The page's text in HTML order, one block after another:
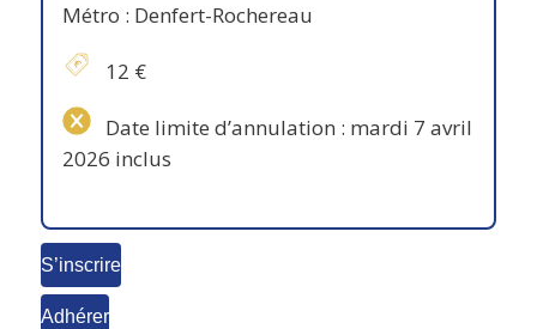
Métro : Denfert-Rochereau
12 €
Date limite d’annulation : mardi 7 avril
2026 inclus
S’inscrire
Adhérer